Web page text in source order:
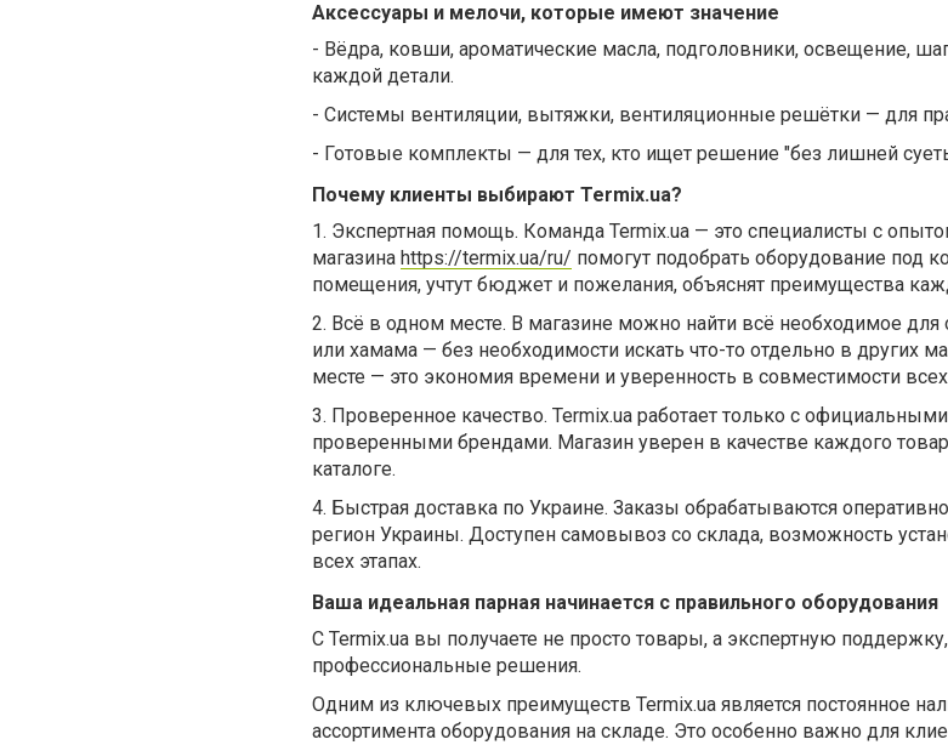
Аксессуары и мелочи, которые имеют значение
- Вёдра, ковши, ароматические масла, подголовники, освещение,
каждой детали.
- Системы вентиляции, вытяжки, вентиляционные решётки — для
- Готовые комплекты — для тех, кто ищет решение "без лишней
Почему клиенты выбирают Termix.ua?
1. Экспертная помощь. Команда Termix.ua — это специалисты с
магазина https://termix.ua/ru/ помогут подобрать оборудование под
помещения, учтут бюджет и пожелания, объяснят преимущества
2. Всё в одном месте. В магазине можно найти всё необходимое для
или хамама — без необходимости искать что-то отдельно в других
месте — это экономия времени и уверенность в совместимости
3. Проверенное качество. Termix.ua работает только с
проверенными брендами. Магазин уверен в качестве каждого
каталоге.
4. Быстрая доставка по Украине. Заказы обрабатываются
регион Украины. Доступен самовывоз со склада, возможность
всех этапах.
Ваша идеальная парная начинается с правильного оборудования
С Termix.ua вы получаете не просто товары, а экспертную
профессиональные решения.
Одним из ключевых преимуществ Termix.ua является постоянное
ассортимента оборудования на складе. Это особенно важно для